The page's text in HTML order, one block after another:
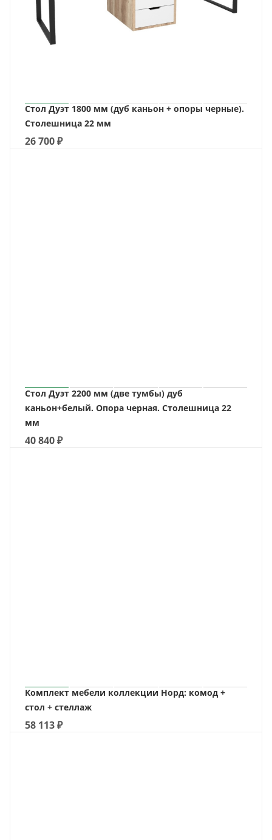
Стол Дуэт 1800 мм (дуб каньон + опоры черные).
Столешница 22 мм
26 700₽
Стол Дуэт 2200 мм (две тумбы) дуб
каньон+белый. Опора черная. Столешница 22
мм
40 840₽
Комплект мебели коллекции Норд: комод +
стол + стеллаж
58 113₽